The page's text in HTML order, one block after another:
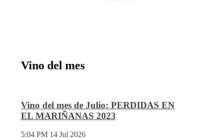
Vino del mes
Vino del mes de Julio: PERDIDAS EN
EL MARIÑANAS 2023
5:04 PM 14 Jul 2026